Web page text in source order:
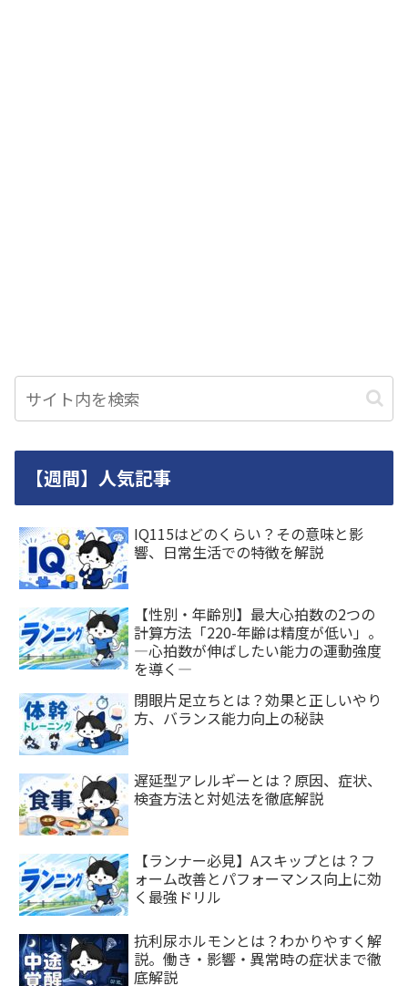
【週間】人気記事
IQ115はどのくらい？その意味と影
響、日常生活での特徴を解説
【性別・年齢別】最大心拍数の2つの
計算方法「220-年齢は精度が低い」。
―心拍数が伸ばしたい能力の運動強度
を導く―
閉眼片足立ちとは？効果と正しいやり
方、バランス能力向上の秘訣
遅延型アレルギーとは？原因、症状、
検査方法と対処法を徹底解説
【ランナー必見】Aスキップとは？フ
ォーム改善とパフォーマンス向上に効
く最強ドリル
抗利尿ホルモンとは？わかりやすく解
説。働き・影響・異常時の症状まで徹
底解説